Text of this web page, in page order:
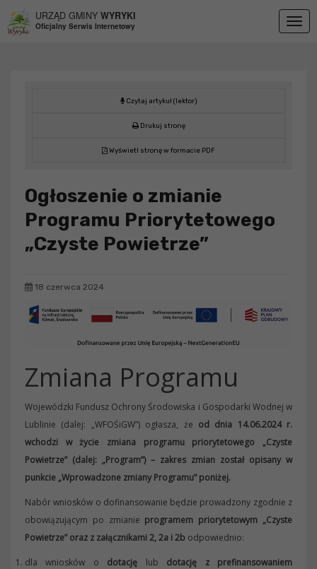
URZĄD GMINY WYRYKI
Oficjalny Serwis Internetowy
Czytaj artykuł (lektor)
Drukuj stronę
Wyświetl stronę w formacie PDF
Ogłoszenie o zmianie
Programu Priorytetowego
„Czyste Powietrze”
18 czerwca 2024
Zmiana Programu
Wojewódzki Fundusz Ochrony Środowiska i Gospodarki Wodnej w
Lublinie (dalej: „WFOŚiGW”) ogłasza, że od dnia 14.06.2024 r.
wchodzi w życie zmiana programu priorytetowego „Czyste
Powietrze” (dalej: „Program”) – zakres zmian został opisany w
punkcie „Wprowadzone zmiany Programu” poniżej.
Nabór wniosków o dofinansowanie będzie prowadzony zgodnie z
obowiązującym po zmianie programem priorytetowym „Czyste
Powietrze” oraz z załącznikami 2, 2a i 2b odpowiednio:
dla wniosków o dotację lub dotację z prefinansowaniem